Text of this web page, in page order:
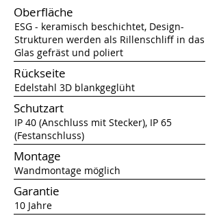
Oberfläche
ESG - keramisch beschichtet, Design-
Strukturen werden als Rillenschliff in das
Glas gefräst und poliert
Rückseite
Edelstahl 3D blankgeglüht
Schutzart
IP 40 (Anschluss mit Stecker), IP 65
(Festanschluss)
Montage
Wandmontage möglich
Garantie
10 Jahre